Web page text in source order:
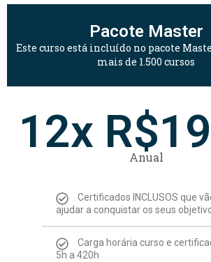
Pacote Master
Este curso está incluído no pacote
mais de 1.500 cursos
12x Anual
Certificados INCLUSOS que
ajudar a conquistar os seus
Carga horária curso e
5h a 420h